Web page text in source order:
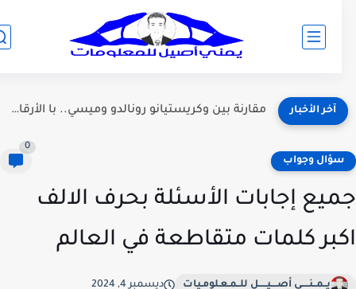
آخر الأخبار مقارنة بين وكريستيانو رونالدو وميسي.. با الأرقام والإنجازات
وجواب
إجابات الأسئلة بحرف الالف
كلمات متقاطعة في العالم
يــمــنـــــي أصــــيـــــل للــمـعـلومـيات ديسمبر 4, 2024